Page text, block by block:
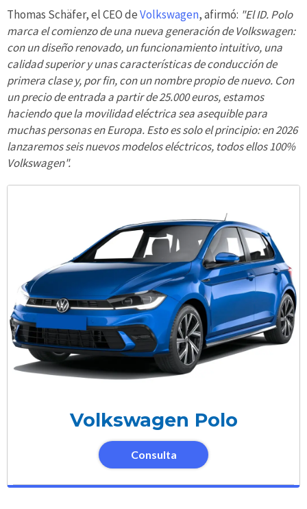
Thomas Schäfer, el CEO deVolkswagen, afirmó: "El ID. Polo
marca el comienzo de una nueva generación de Volkswagen:
con un diseño renovado, un funcionamiento intuitivo, una
calidad superior y unas características de conducción de
primera clase y, por fin, con un nombre propio de nuevo. Con
un precio de entrada a partir de 25.000 euros, estamos
haciendo que la movilidad eléctrica sea asequible para
muchas personas en Europa. Esto es solo el principio: en 2026
lanzaremos seis nuevos modelos eléctricos, todos ellos 100%
Volkswagen".
Volkswagen Polo
Consulta